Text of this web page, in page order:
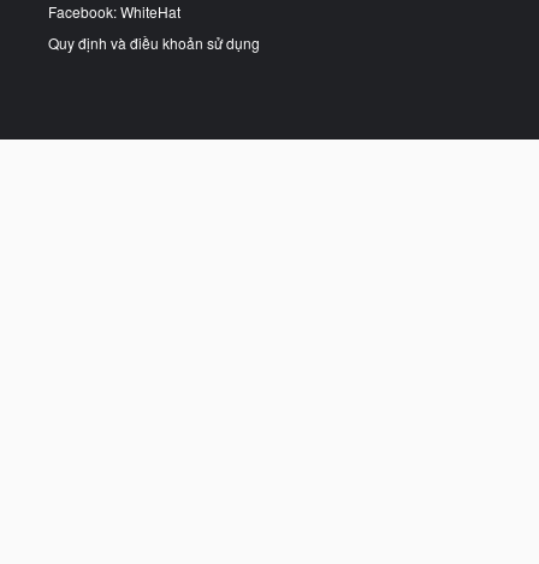
Facebook: WhiteHat
Quy định và điều khoản sử dụng